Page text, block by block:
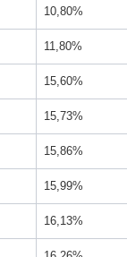
10,80%
11,80%
15,60%
15,73%
15,86%
15,99%
16,13%